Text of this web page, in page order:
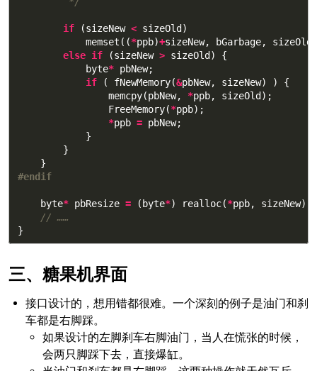
if (sizeNew < sizeOld )
memset ((*ppb)+sizeNew, bGarbage, sizeOld
else if (sizeNew > sizeOld )
{
byte* pbNew;
if
( fNewMemory(&pbNew, sizeNew) )
{
memcpy(pbNew, *ppb, sizeOld );
FreeMemory(*ppb);
*ppb = pbNew;
}
}
}
byte* pbResize = ( byte*) realloc(*ppb, sizeNew);
// ……
}
糖果机界面
接口设计的，想用错都很难。一个深刻的例子是油门和刹
车都是右脚踩。
如果设计的左脚刹车右脚油门，当人在慌张的时候，
会两只脚踩下去，直接爆缸。